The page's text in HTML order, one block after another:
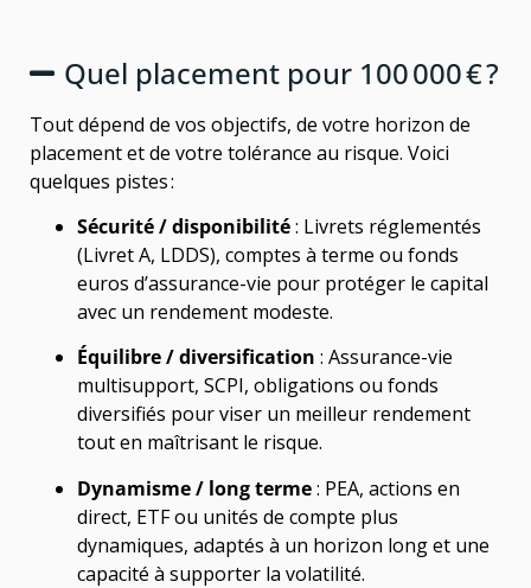
Quel placement pour 100 000 € ?
Tout dépend de vos objectifs, de votre horizon de
placement et de votre tolérance au risque. Voici
quelques pistes :
Sécurité / disponibilité: Livrets réglementés
(Livret A, LDDS), comptes à terme ou fonds
euros d’assurance-vie pour protéger le capital
avec un rendement modeste.
Équilibre / diversification : Assurance-vie
multisupport, SCPI, obligations ou fonds
diversifiés pour viser un meilleur rendement
tout en maîtrisant le risque.
Dynamisme / long terme: PEA, actions en
direct, ETF ou unités de compte plus
dynamiques, adaptés à un horizon long et une
capacité à supporter la volatilité.